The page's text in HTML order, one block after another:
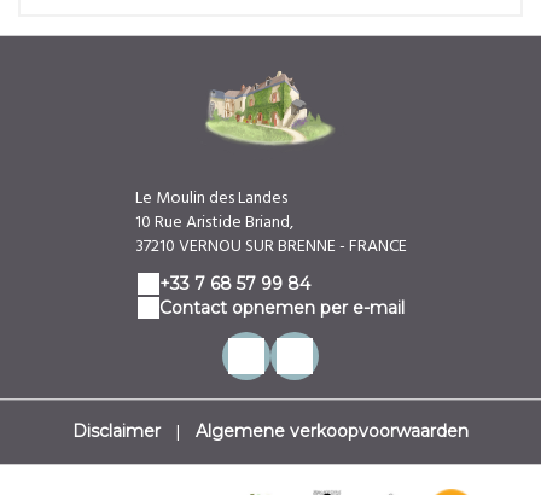
Le Moulin des Landes
10 Rue Aristide Briand,
37210 VERNOU SUR BRENNE - FRANCE
+33 7 68 57 99 84
Contact opnemen per e-mail
Disclaimer | Algemene verkoopvoorwaarden